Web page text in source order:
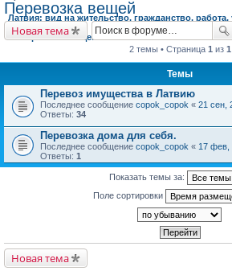
Латвия: вид на жительство, гражданство,
Перевозка вещей
Перевозка вещей
Новая тема
2 темы • Страница 1 из 1
Темы
Перевоз имущества в Латвию
Последнее сообщение copok_copok « 21 сен,
Ответы: 34
Перевозка дома для себя.
Последнее сообщение copok_copok « 17 фев,
Ответы: 1
Показать темы за:
Поле сортировки
Новая тема